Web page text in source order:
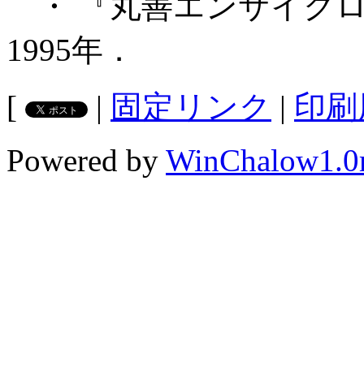
1995年．
[
| 固定リンク | 印
Powered by